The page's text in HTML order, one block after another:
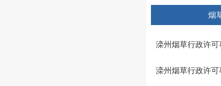
烟
滦州烟草行政许可
滦州烟草行政许可